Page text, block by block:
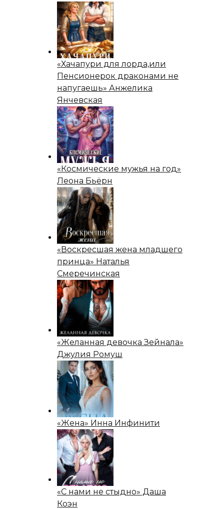
«Хачапури для лорда,или
Пенсионерок драконами не
напугаешь» Анжелика
Янчевская
«Космические мужья на год»
Леона Бьёрн
«Воскресшая жена младшего
принца» Наталья
Смеречинская
«Желанная девочка Зейнала»
Джулия Ромуш
«Жена» Инна Инфинити
«С нами не стыдно» Даша
Коэн